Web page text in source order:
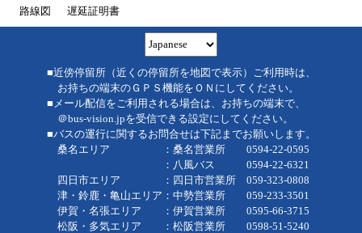
路線図 遅延証明書
■近傍停留所（近くの停留所を地図で表示）ご利用時は、
お持ちの端末のＧＰＳ機能をＯＮにしてください。
■メール配信をご利用される場合は、お持ちの端末で、
＠bus-vision.jpを受信できる設定にしてください。
■バスの運行に関するお問合せは下記までお願いします。
桑名エリア ：桑名営業所 0594-22-0595
：八風バス 0594-22-6321
四日市エリア ：四日市営業所 059-323-0808
津・鈴鹿・亀山エリア：中勢営業所 059-233-3501
伊賀・名張エリア ：伊賀営業所 0595-66-3715
松阪・多気エリア ：松阪営業所 0598-51-5240